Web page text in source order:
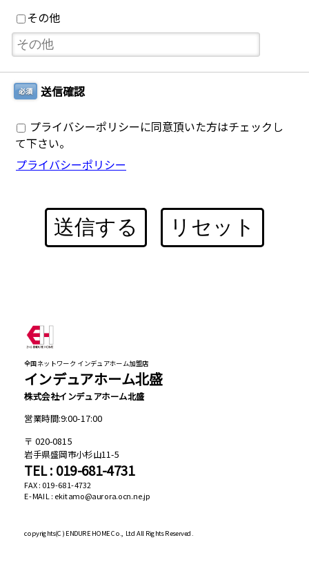
その他
必須 送信確認
プライバシーポリシーに同意頂いた方はチェックし
て下さい。
プライバシーポリシー
送信する リセット
全国ネットワーク インデュアホーム加盟店
インデュアホーム北盛
株式会社インデュアホーム北盛
営業時間:9:00-17:00
020-0815
岩手県盛岡市小杉山11-5
TEL : 019-681-4731
FAX : 019-681-4732
E-MAIL : ekitamo@aurora.ocn.ne.jp
copyrights(C)ENDURE HOME Co., Ltd All Rights Reserved.